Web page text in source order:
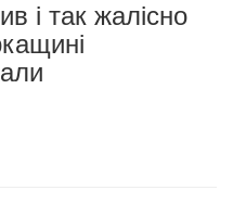
і так жалісно